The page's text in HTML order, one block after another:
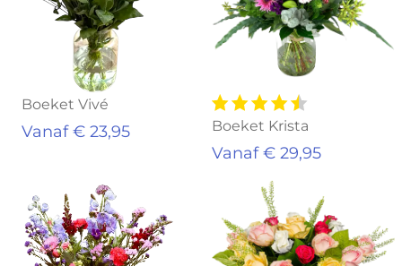
Boeket Vivé
Vanaf € 23,95 Boeket Krista
Vanaf € 29,95
Aanbieding!